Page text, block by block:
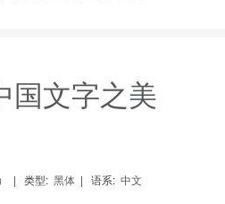
国文字之美
| 类型: 黑体 | 语系: 中文